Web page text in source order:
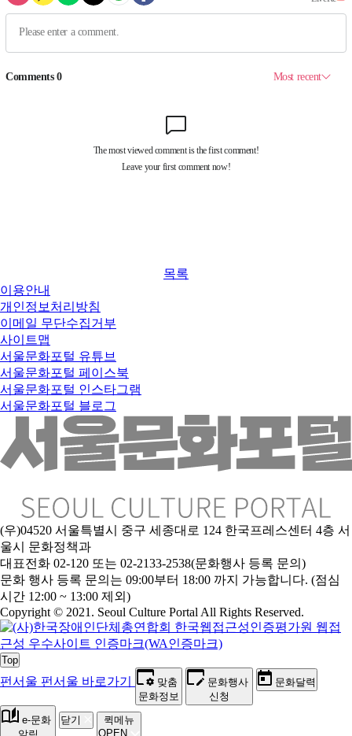
목록
이용안내
개인정보처리방침
이메일 무단수집거부
사이트맵
서울문화포털 유튜브
서울문화포털 페이스북
서울문화포털 인스타그램
서울문화포털 블로그
(우)04520 서울특별시 중구 세종대로 124 한국프레스센터 4층 서
울시 문화정책과
대표전화 02-120 또는 02-2133-2538(문화행사 등록 문의)
문화 행사 등록 문의는 09:00부터 18:00 까지 가능합니다. (점심
시간 12:00 ~ 13:00 제외)
Copyright © 2021. Seoul Culture Portal All Rights Reserved.
Top
펀서울 펀서울 바로가기
맞춤
문화정보
문화행사
신청
문화달력
e-문화
닫기
퀵메뉴
OPEN